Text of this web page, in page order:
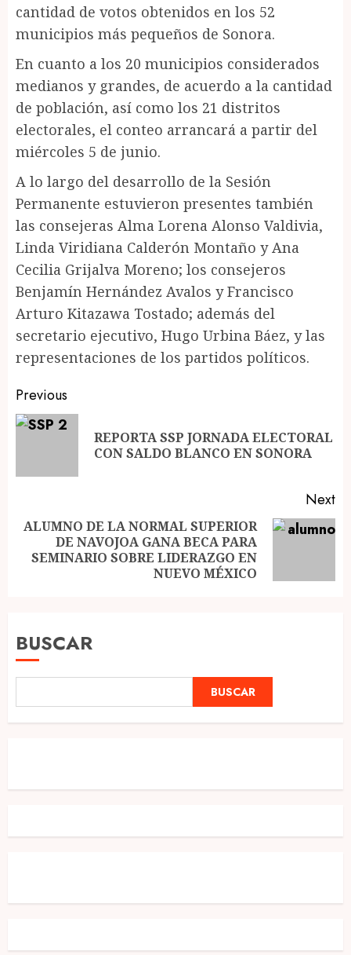
cantidad de votos obtenidos en los 52
municipios más pequeños de Sonora.
En cuanto a los 20 municipios considerados
medianos y grandes, de acuerdo a la cantidad
de población, así como los 21 distritos
electorales, el conteo arrancará a partir del
miércoles 5 de junio.
A lo largo del desarrollo de la Sesión
Permanente estuvieron presentes también
las consejeras Alma Lorena Alonso Valdivia,
Linda Viridiana Calderón Montaño y Ana
Cecilia Grijalva Moreno; los consejeros
Benjamín Hernández Avalos y Francisco
Arturo Kitazawa Tostado; además del
secretario ejecutivo, Hugo Urbina Báez, y las
representaciones de los partidos políticos.
Post
navigation
Previous
REPORTA SSP JORNADA ELECTORAL
CON SALDO BLANCO EN SONORA
Next
post:
ALUMNO DE LA NORMAL SUPERIOR
DE NAVOJOA GANA BECA PARA
SEMINARIO SOBRE LIDERAZGO EN
NUEVO MÉXICO
BUSCAR
BUSCAR